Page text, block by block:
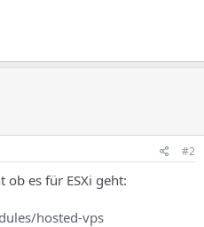
#2
ob es für ESXi geht:
hosted-vps